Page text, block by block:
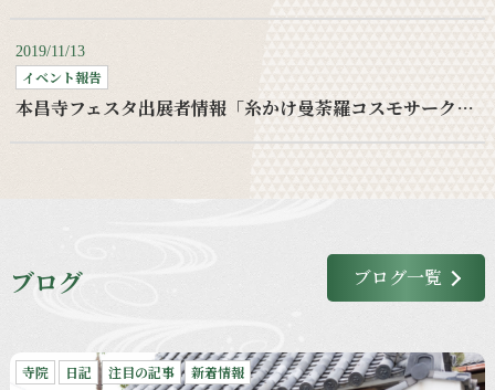
2019/11/13
イベント報告
本昌寺フェスタ出展者情報「糸かけ曼荼羅コスモサークルワークショップ」
ブログ ブログ一覧
寺院 日記 注目の記事 新着情報